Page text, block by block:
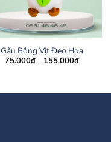
Gấu Bông Vịt Đeo Hoa
75.000₫– 155.000₫Khoảng
đến